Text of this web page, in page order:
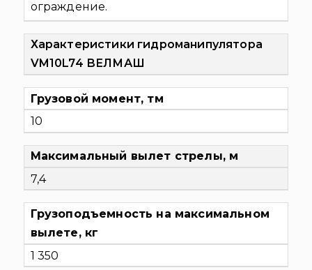
ограждение.
Характеристики гидроманипулятора
VM10L74 ВЕЛМАШ
Грузовой момент, тм
10
Максимальный вылет стрелы, м
7,4
Грузоподъемность на максимальном
вылете, кг
1 350